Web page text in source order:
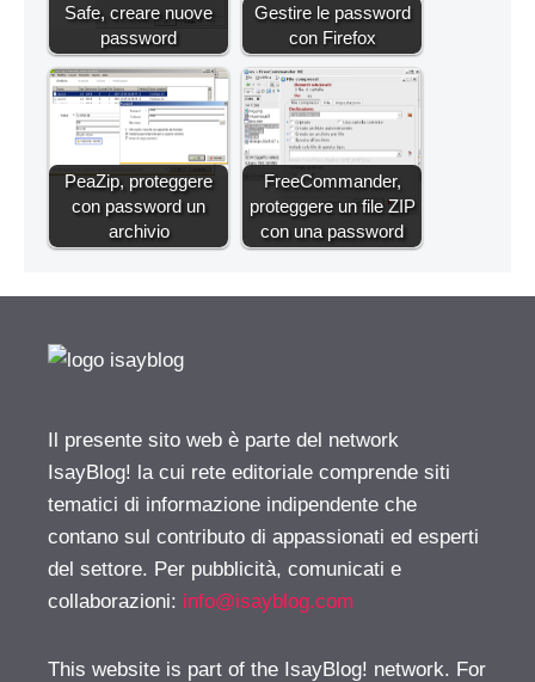
Safe, creare nuove
password
Gestire le password
con Firefox
PeaZip, proteggere
con password un
archivio
FreeCommander,
proteggere un file ZIP
con una password
Il presente sito web è parte del network
IsayBlog! la cui rete editoriale comprende siti
tematici di informazione indipendente che
contano sul contributo di appassionati ed esperti
del settore. Per pubblicità, comunicati e
collaborazioni: info@isayblog.com
This website is part of the IsayBlog! network. For